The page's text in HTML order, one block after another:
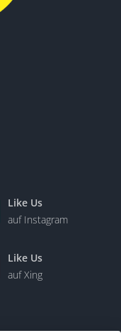
Like Us
auf Instagram
Like Us
auf Xing